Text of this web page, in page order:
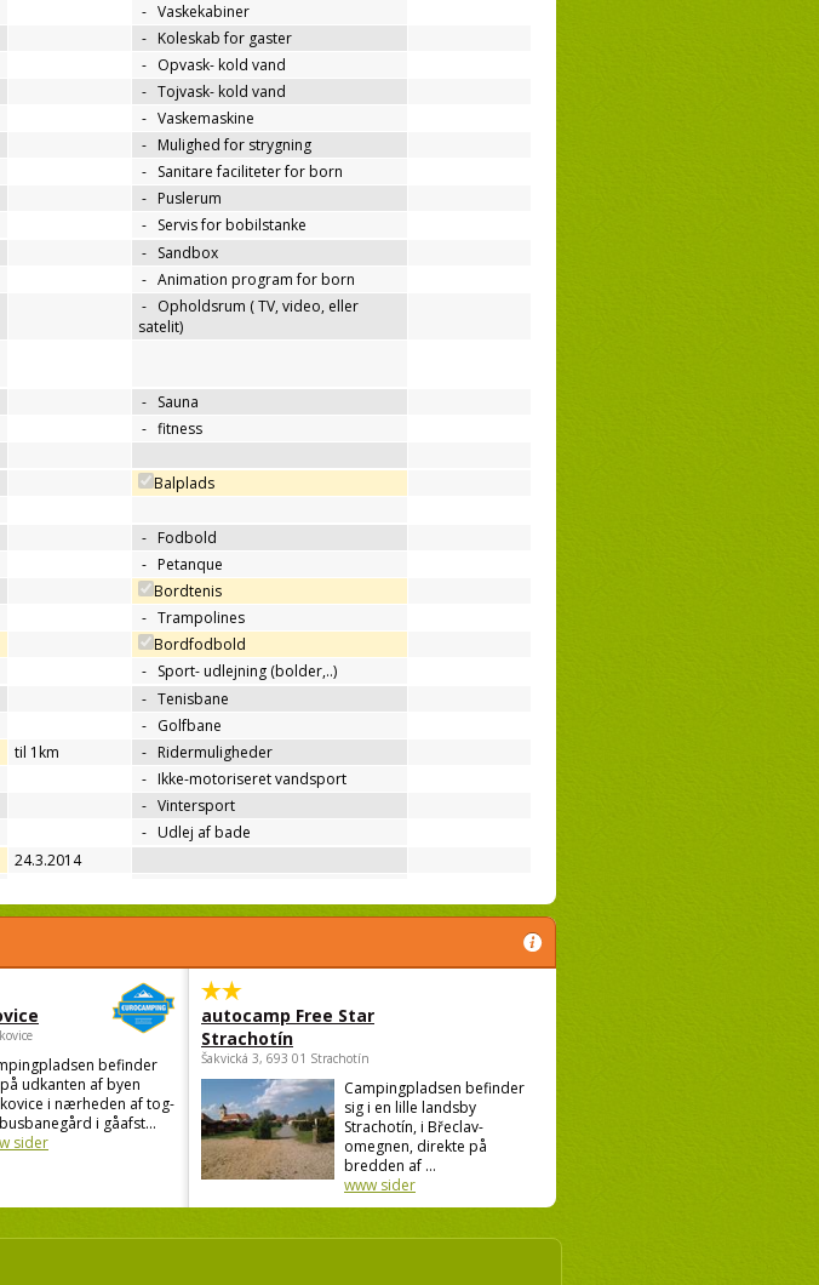
- Vaskekabiner
- Koleskab for gaster
- Opvask- kold vand
- Tojvask- kold vand
- Vaskemaskine
- Mulighed for strygning
- Sanitare faciliteter for born
- Puslerum
- Servis for bobilstanke
- Sandbox
- Animation program for born
- Opholdsrum ( TV, video, eller
satelit)
- Sauna
- fitness
Balplads
- Fodbold
- Petanque
Bordtenis
- Trampolines
Bordfodbold
- Sport- udlejning (bolder,..)
- Tenisbane
- Golfbane
til 1km - Ridermuligheder
- Ikke-motoriseret vandsport
- Vintersport
- Udlej af bade
24.3.2014
befinder
udkanten af byen
i nærheden af tog-
i gåafst...
sider
autocamp Free Star
Strachotín
Šakvická 3, 693 01 Strachotín
Campingpladsen befinder
sig i en lille landsby
Strachotín, i Břeclav-
omegnen, direkte på
bredden af ...
www sider